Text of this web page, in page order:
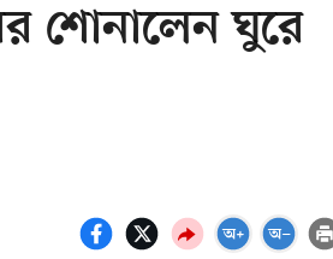
শোনালেন ঘুরে